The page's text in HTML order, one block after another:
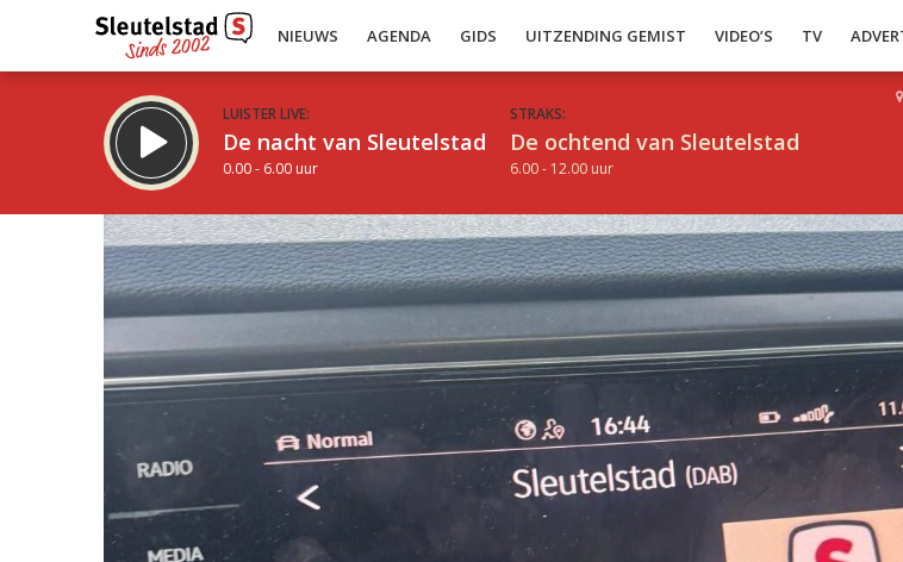
NIEUWS AGENDA GIDS UITZENDING GEMIST VIDEO’S TV
LUISTER LIVE:
De nacht van Sleutelstad
0.00 - 6.00 uur
STRAKS:
De ochtend van Sleutelstad
6.00 - 12.00 uur